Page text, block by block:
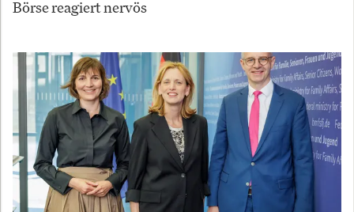
Börse reagiert nervös